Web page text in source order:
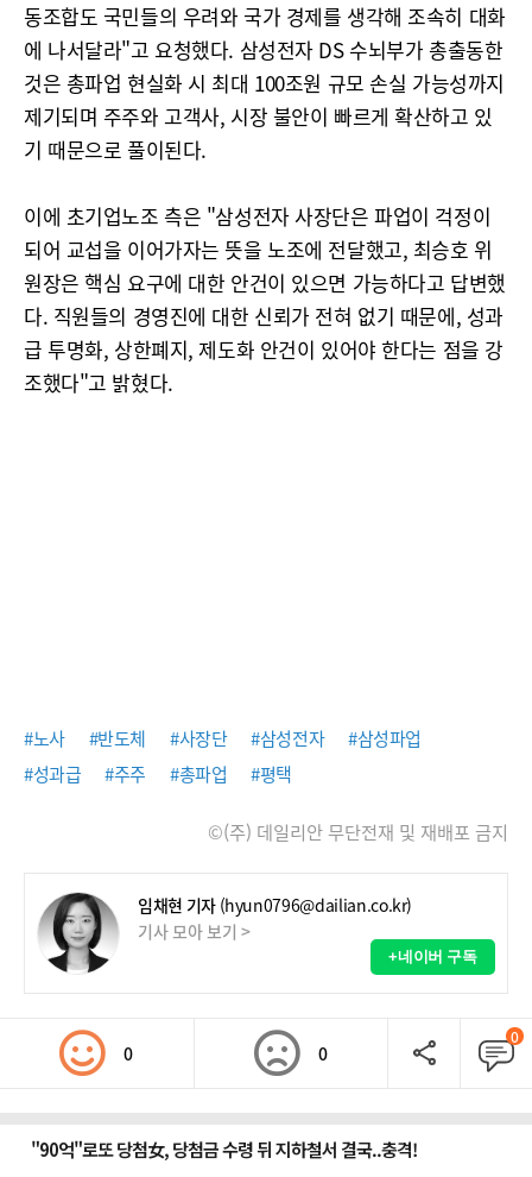
동조합도 국민들의 우려와 국가 경제를 생각해 조속히 대화
에 나서달라"고 요청했다. 삼성전자 DS 수뇌부가 총출동한
것은 총파업 현실화 시 최대 100조원 규모 손실 가능성까지
제기되며 주주와 고객사, 시장 불안이 빠르게 확산하고 있
기 때문으로 풀이된다.
이에 초기업노조 측은 "삼성전자 사장단은 파업이 걱정이
되어 교섭을 이어가자는 뜻을 노조에 전달했고, 최승호 위
원장은 핵심 요구에 대한 안건이 있으면 가능하다고 답변했
다. 직원들의 경영진에 대한 신뢰가 전혀 없기 때문에, 성과
급 투명화, 상한폐지, 제도화 안건이 있어야 한다는 점을 강
조했다"고 밝혔다.
#노사 #반도체 #사장단 #삼성전자
#삼성파업
#성과급
#주주 #총파업 #평택
©(주) 데일리안 무단전재 및 재배포 금지
임채현 기자 (hyun0796@dailian.co.kr)
기사 모아 보기 >
+네이버 구독
0 0
0